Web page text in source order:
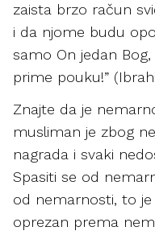
zaista brzo račun
i da njome budu
samo On jedan
prime pouku!”
Znajte da je
musliman je zbog
nagrada i svaki
Spasiti se od
od nemarnosti, to
oprezan prema